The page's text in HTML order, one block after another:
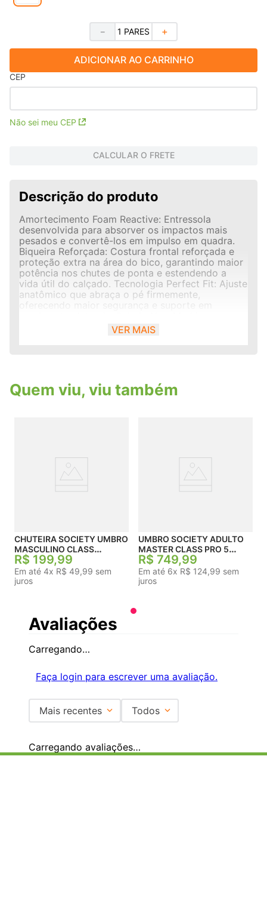
＋
－
ADICIONAR AO CARRINHO
CEP
Não sei meu CEP
CALCULAR O FRETE
Descrição do produto
Amortecimento Foam Reactive: Entressola
desenvolvida para absorver os impactos mais
pesados e convertê-los em impulso em quadra.
Biqueira Reforçada: Costura frontal reforçada e
proteção extra na área do bico, garantindo maior
potência nos chutes de ponta e estendendo a
vida útil do calçado. Tecnologia Perfect Fit: Ajuste
anatômico que abraça o pé firmemente,
oferecendo maior segurança e suporte em
Borracha de alta aderência projetada
especificamente para quadras indoor, garantindo
VER MAIS
Quem viu, viu também
CHUTEIRA SOCIETY UMBRO
MASCULINO CLASS
FOOTBALLER
R$ 199,99
Em até 4x R$ 49,99 sem
juros
UMBRO SOCIETY ADULTO
MASTER CLASS PRO 5
BUMP KINTSUGI
R$ 749,99
Em até 6x R$ 124,99 sem
juros
Avaliações
Carregando…
Faça login para escrever uma avaliação.
Mais recentes Todos
Carregando avaliações…